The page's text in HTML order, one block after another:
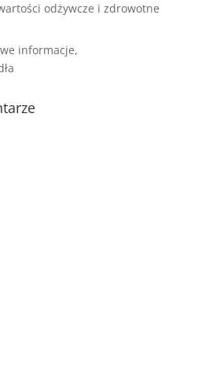
odżywcze i zdrowotne
informacje,